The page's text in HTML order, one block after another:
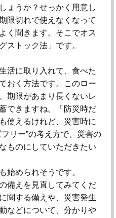
ょうか？せっかく用意し
限切れで使えなくなって
く聞きます。そこでオス
ストック法」です。
に取り入れて、食べた
おく方法です。このロー
期限があまり長くないレ
できますね。「防災時だ
使えるけれど、災害時に
リー”の考え方で、災害の
ものにしていただきたい
められそうです。
えを見直してみてくだ
関する備えや、災害発生
などについて、分かりや